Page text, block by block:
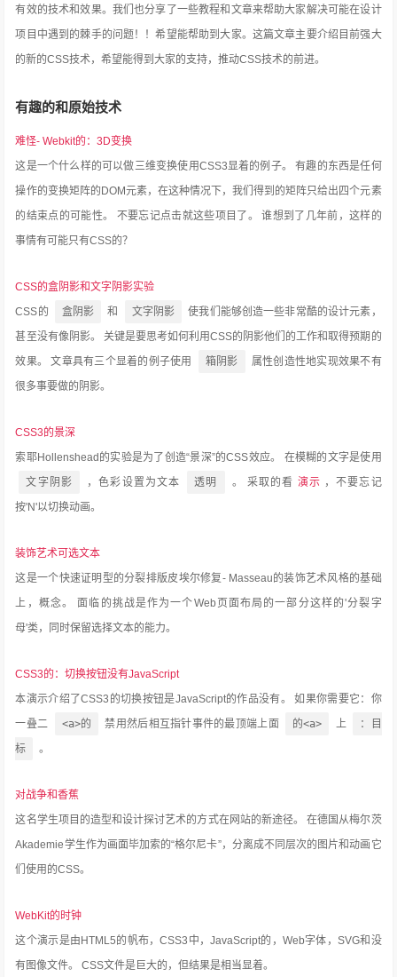
有效的技术和效果。我们也分享了一些教程和文章来帮助大家解决可能在设计
项目中遇到的棘手的问题！！希望能帮助到大家。这篇文章主要介绍目前强大
的新的CSS技术，希望能得到大家的支持，推动CSS技术的前进。
有趣的和原始技术
难怪- Webkit的：3D变换
这是一个什么样的可以做三维变换使用CSS3显着的例子。
有趣的东西是任何
操作的变换矩阵的DOM元素，在这种情况下，我们得到的矩阵只给出四个元素
的结束点的可能性。
不要忘记点击就这些项目了。
谁想到了几年前，这样的
事情有可能只有CSS的？
CSS的盒阴影和文字阴影实验
CSS的
盒阴影 和 文字阴影
使我们能够创造一些非常酷的设计元素，
甚至没有像阴影。
关键是要思考如何利用CSS的阴影他们的工作和取得预期的
效果。
文章具有三个显着的例子使用 箱阴影
属性创造性地实现效果不有
很多事要做的阴影。
CSS3的景深
索耶Hollenshead的实验是为了创造“景深”的CSS效应。
在模糊的文字是使用
文字阴影
，色彩设置为文本 透明 。 采取的看 演示 ，不要忘记
按'N'以切换动画。
装饰艺术可选文本
这是一个快速证明型的分裂排版皮埃尔修复- Masseau的装饰艺术风格的基础
上，概念。
面临的挑战是作为一个Web页面布局的一部分这样的'分裂字
母'类，同时保留选择文本的能力。
CSS3的：切换按钮没有JavaScript
本演示介绍了CSS3的切换按钮是JavaScript的作品没有。
如果你需要它：你
一叠二
<a>的 禁用然后相互指针事件的最顶端上面 的<a> 上
：目
标
。
对战争和香蕉
这名学生项目的造型和设计探讨艺术的方式在网站的新途径。
在德国从梅尔茨
Akademie学生作为画面毕加索的“格尔尼卡”，分离成不同层次的图片和动画它
们使用的CSS。
WebKit的时钟
这个演示是由HTML5的帆布，CSS3中，JavaScript的，Web字体，SVG和没
有图像文件。
CSS文件是巨大的，但结果是相当显着。